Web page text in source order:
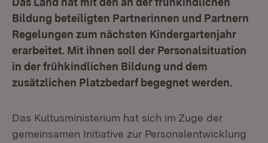
Bildung beteiligten Partnerinnen und Partnern
Regelungen zum nächsten Kindergartenjahr
erarbeitet. Mit ihnen soll der Personalsituation
in der frühkindlichen Bildung und dem
zusätzlichen Platzbedarf begegnet werden.
Das Kultusministerium hat sich im Zuge der
gemeinsamen Initiative zur Personalentwicklung